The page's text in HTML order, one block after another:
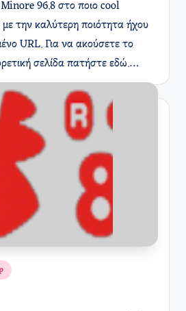
96.8 στο ποιο cool
με την καλύτερη ποιότητα ήχου
URL. Για να ακούσετε το
σελίδα πατήστε εδώ.…